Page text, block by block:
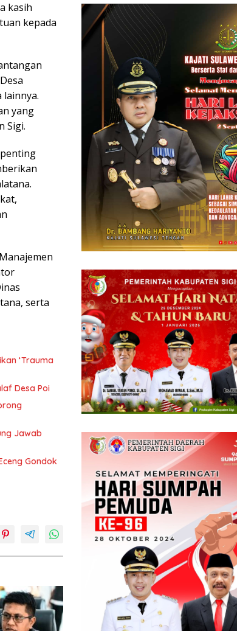
kasih
kepada
lainnya.
yang
Sigi.
serta
‘Trauma
Desa Poi
Jawab
Gondok